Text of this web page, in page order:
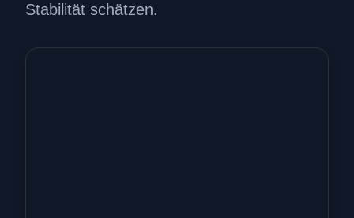
Stabilität schätzen.